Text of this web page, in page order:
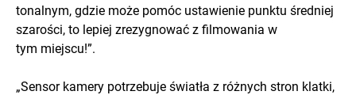
tonalnym, gdzie może pomóc ustawienie punktu średniej
szarości, to lepiej zrezygnować z filmowania w
tym miejscu!”.
„Sensor kamery potrzebuje światła z różnych stron klatki,